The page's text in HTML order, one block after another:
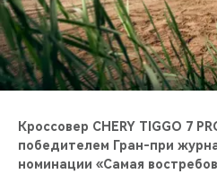
CHERY И СПОРТ
НАШИ МЕРОПРИЯТИЯ
ВИДЕООБЗОРЫ
Кроссовер CHERY TIGGO 7
победителем Гран-при
номинации «Самая